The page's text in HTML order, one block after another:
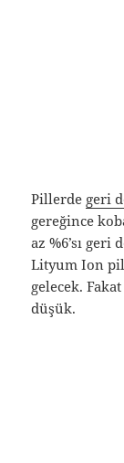
Pillerde geri
gereğince
az %6’sı
Lityum Ion
gelecek.
düşük.